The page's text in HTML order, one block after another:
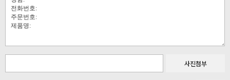
사진첨부